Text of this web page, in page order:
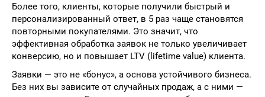
Более того, клиенты, которые получили быстрый и
персонализированный ответ, в 5 раз чаще становятся
повторными покупателями. Это значит, что
эффективная обработка заявок не только увеличивает
конверсию, но и повышает LTV (lifetime value) клиента.
Заявки — это не «бонус», а основа устойчивого бизнеса.
Без них вы зависите от случайных продаж, а с ними —